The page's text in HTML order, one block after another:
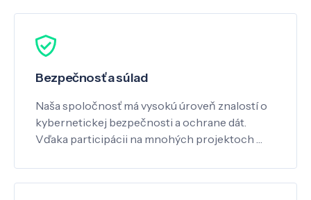
Bezpečnosť a súlad
Naša spoločnosť má vysokú úroveň znalostí o
kybernetickej bezpečnosti a ochrane dát.
Vďaka participácii na mnohých projektoch …